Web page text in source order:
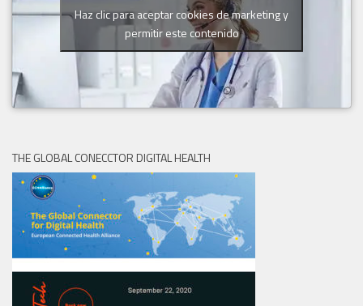
Haz clic para aceptar cookies de marketing y
permitir este contenido
THE GLOBAL CONECCTOR DIGITAL HEALTH